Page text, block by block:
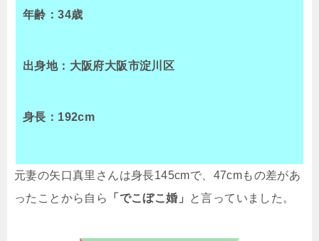
年齢：34歳
出身地：大阪府大阪市淀川区
身長：192cm
元妻の矢口真里さんは身長145cmで、47cmもの差があ
ったことから自ら
「でこぼこ婚」 と言っていました。